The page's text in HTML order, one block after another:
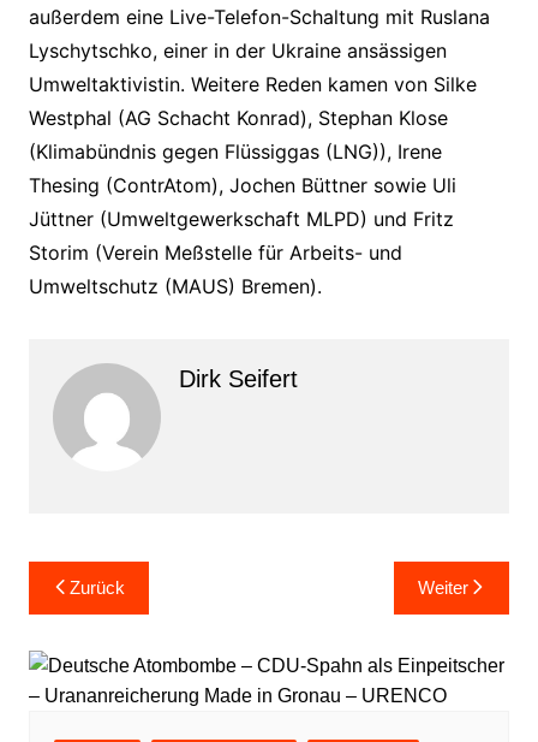
außerdem eine Live-Telefon-Schaltung mit Ruslana
Lyschytschko, einer in der Ukraine ansässigen
Umweltaktivistin. Weitere Reden kamen von Silke
Westphal (AG Schacht Konrad), Stephan Klose
(Klimabündnis gegen Flüssiggas (LNG)), Irene
Thesing (ContrAtom), Jochen Büttner sowie Uli
Jüttner (Umweltgewerkschaft MLPD) und Fritz
Storim (Verein Meßstelle für Arbeits- und
Umweltschutz (MAUS) Bremen).
Dirk Seifert
Beitragsnavigation
Zurück Weiter